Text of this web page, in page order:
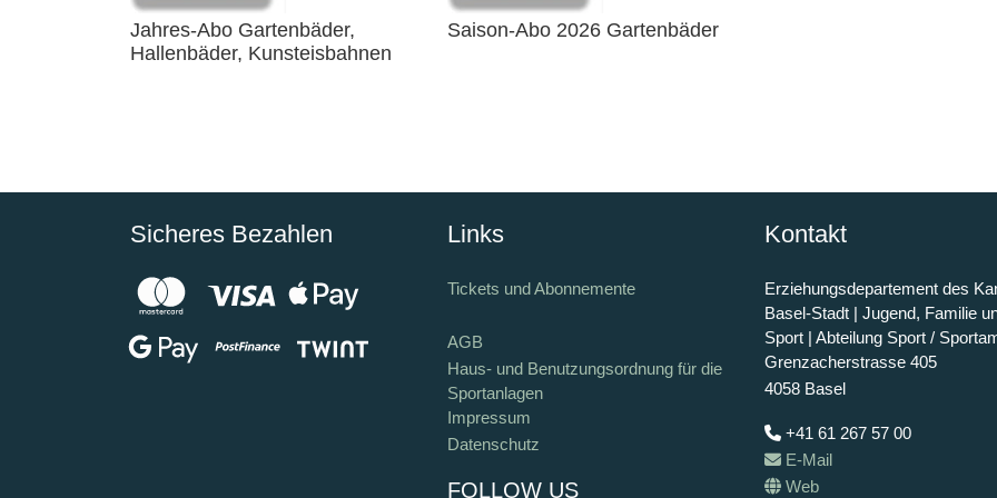
Jahres-Abo Gartenbäder,
Hallenbäder, Kunsteisbahnen
Saison-Abo 2026 Gartenbäder
Sicheres Bezahlen Links
Tickets und Abonnemente
AGB
Haus- und Benutzungsordnung für die
Sportanlagen
Impressum
Datenschutz
FOLLOW US
Kontakt
Erziehungsdepartement des
Basel-Stadt | Jugend, Familie
Sport | Abteilung Sport /
Grenzacherstrasse 405
4058 Basel
+41 61 267 57 00
E-Mail
Web